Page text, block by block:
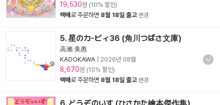
19,530원 (10% 할인)
택배로 주문하면 8월 18일 출고 변경
5. 星のカ-ビィ36 (角川つばさ文庫)
高瀨 美惠
KADOKAWA
2026년 08월
8,670원 (10% 할인)
택배로 주문하면 8월 18일 출고 변경